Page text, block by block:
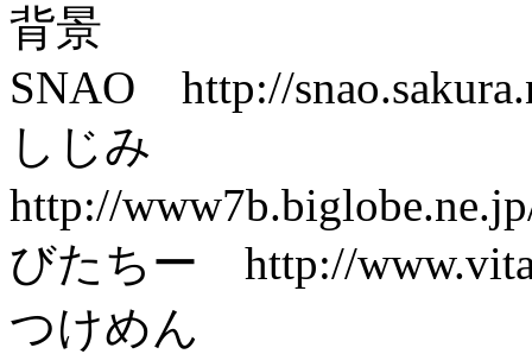
背景
SNAO http://
しじみ
http://
びたちー http://
つけめん